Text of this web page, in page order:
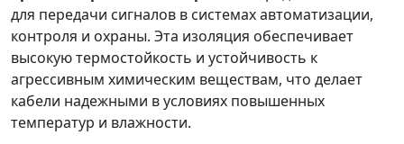
для передачи сигналов в системах автоматизации,
контроля и охраны. Эта изоляция обеспечивает
высокую термостойкость и устойчивость к
агрессивным химическим веществам, что делает
кабели надежными в условиях повышенных
температур и влажности.